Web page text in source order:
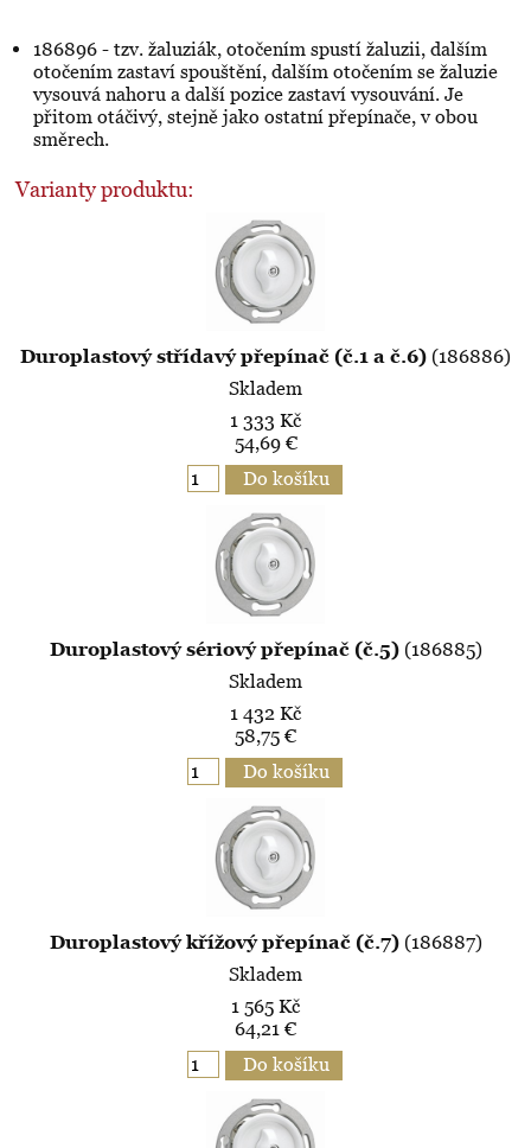
186896 - tzv. žaluziák, otočením spustí žaluzii, dalším
otočením zastaví spouštění, dalším otočením se žaluzie
vysouvá nahoru a další pozice zastaví vysouvání. Je
přitom otáčivý, stejně jako ostatní přepínače, v obou
směrech.
Varianty produktu:
Duroplastový střídavý přepínač (č.1 a č.6) (186886)
Skladem
1 333 Kč
54,69 €
Duroplastový sériový přepínač (č.5)(186885)
Skladem
1 432 Kč
58,75 €
Duroplastový křížový přepínač (č.7)(186887)
Skladem
1 565 Kč
64,21 €